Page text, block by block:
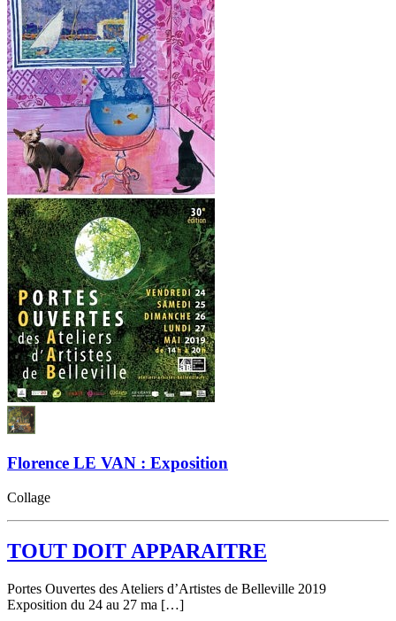
Florence LE VAN : Exposition
Collage
TOUT DOIT APPARAITRE
Portes Ouvertes des Ateliers d’Artistes de Belleville 2019
Exposition du 24 au 27 ma […]